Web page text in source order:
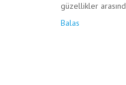
güzellikler
Balas